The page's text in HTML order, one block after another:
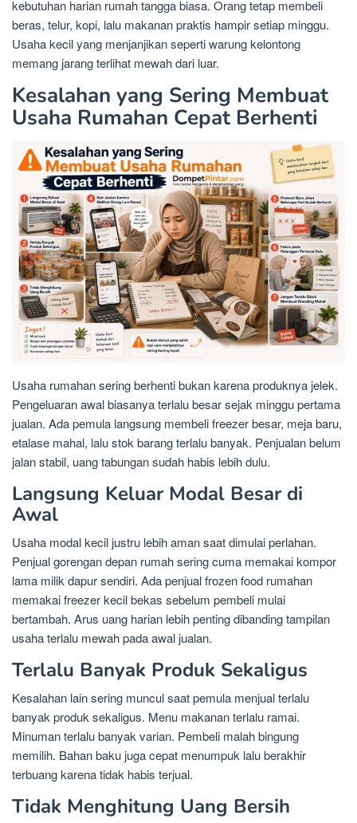
kebutuhan harian rumah tangga biasa. Orang tetap membeli
beras, telur, kopi, lalu makanan praktis hampir setiap minggu.
Usaha kecil yang menjanjikan seperti warung kelontong
memang jarang terlihat mewah dari luar.
Kesalahan yang Sering Membuat
Usaha Rumahan Cepat Berhenti
Usaha rumahan sering berhenti bukan karena produknya jelek.
Pengeluaran awal biasanya terlalu besar sejak minggu pertama
jualan. Ada pemula langsung membeli freezer besar, meja baru,
etalase mahal, lalu stok barang terlalu banyak. Penjualan belum
jalan stabil, uang tabungan sudah habis lebih dulu.
Langsung Keluar Modal Besar di
Awal
Usaha modal kecil justru lebih aman saat dimulai perlahan.
Penjual gorengan depan rumah sering cuma memakai kompor
lama milik dapur sendiri. Ada penjual frozen food rumahan
memakai freezer kecil bekas sebelum pembeli mulai
bertambah. Arus uang harian lebih penting dibanding tampilan
usaha terlalu mewah pada awal jualan.
Terlalu Banyak Produk Sekaligus
Kesalahan lain sering muncul saat pemula menjual terlalu
banyak produk sekaligus. Menu makanan terlalu ramai.
Minuman terlalu banyak varian. Pembeli malah bingung
memilih. Bahan baku juga cepat menumpuk lalu berakhir
terbuang karena tidak habis terjual.
Tidak Menghitung Uang Bersih